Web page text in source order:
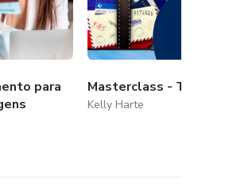
para
Masterclass - Tailândia
Kelly Harte